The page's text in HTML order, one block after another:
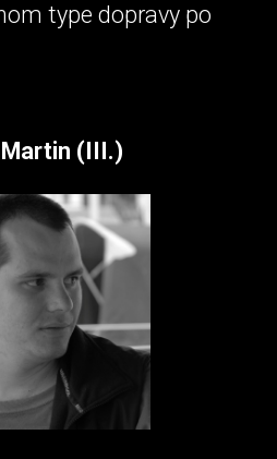
type dopravy po
(III.)